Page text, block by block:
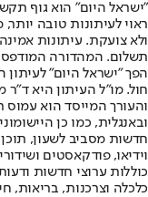
"ישראל היום" הוא גוף
ראוי לעיתונות טובה
ולא צועקת. עיתונות
הפך "ישראל היום"
חול. מו"ל העיתון היא ד"ר
והעורך המייסד הוא
חדשות מסביב לשעון, תוכן
וידיאו, פודקאסטים
כוללות ערוצי חדשות